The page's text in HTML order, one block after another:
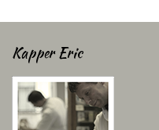
Kapper Eric